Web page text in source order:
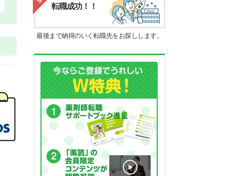
転職成功！！
最後まで納得のいく転職先をお探しします。